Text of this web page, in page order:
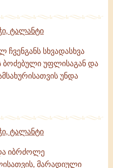
ტალანტი
სხვადასხვა
ბოძებული უფლისაგან და
უნდა
ტალანტი
იბრძოლე
მარადიული